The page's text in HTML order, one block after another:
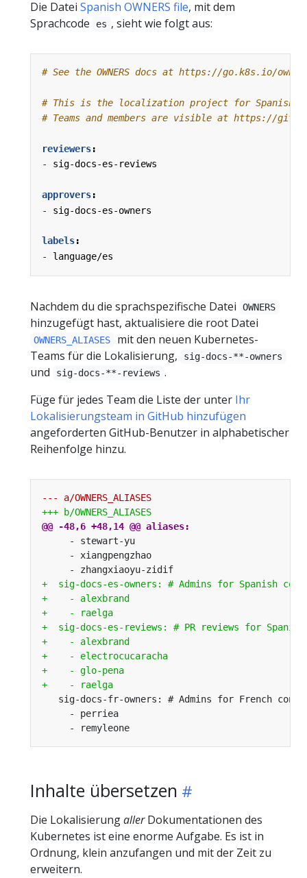
Die Datei Spanish OWNERS file, mit dem
Sprachcode
es , sieht wie folgt aus:
# See the OWNERS docs at https://go.k8s.io/
# This is the localization project for Spanish.
# Teams and members are visible at https://
reviewers:
- sig-docs-es-reviews
approvers:
- sig-docs-es-owners
labels:
- language/es
Nachdem du die sprachspezifische Datei OWNERS
hinzugefügt hast, aktualisiere die root Datei
OWNERS_ALIASES
mit den neuen Kubernetes-
Teams für die Lokalisierung,
sig-docs-**-owners
und sig-docs-**-reviews .
Füge für jedes Team die Liste der unter Ihr
Lokalisierungsteam in GitHub hinzufügen
angeforderten GitHub-Benutzer in alphabetischer
Reihenfolge hinzu.
Inhalte übersetzen
Die LokalisierungallerDokumentationen des
Kubernetes ist eine enorme Aufgabe. Es ist in
Ordnung, klein anzufangen und mit der Zeit zu
erweitern.